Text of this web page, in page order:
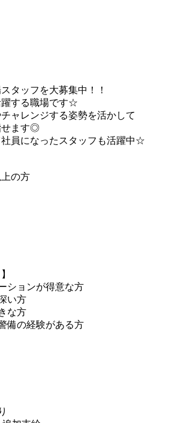
タッフを大募集中！！
躍する職場です☆
ャレンジする姿勢を活かして
せます◎
員になったスタッフも活躍中☆
の方
ションが得意な方
い方
な方
備の経験がある方